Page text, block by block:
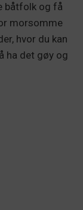
båtfolk og få
morsomme
hvor du kan
ha det gøy og